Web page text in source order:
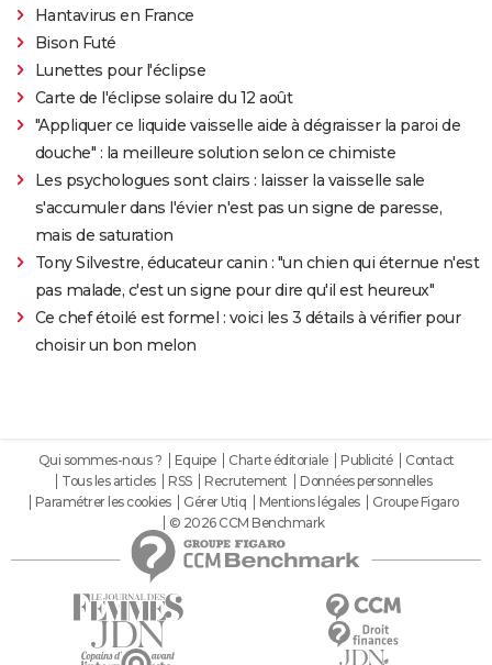
Hantavirus en France
Bison Futé
Lunettes pour l'éclipse
Carte de l'éclipse solaire du 12 août
"Appliquer ce liquide vaisselle aide à dégraisser la paroi de
douche" : la meilleure solution selon ce chimiste
Les psychologues sont clairs : laisser la vaisselle sale
s'accumuler dans l'évier n'est pas un signe de paresse,
mais de saturation
Tony Silvestre, éducateur canin : "un chien qui éternue n'est
pas malade, c'est un signe pour dire qu'il est heureux"
Ce chef étoilé est formel : voici les 3 détails à vérifier pour
choisir un bon melon
Qui sommes-nous ? Equipe Charte éditoriale Publicité
Contact
Tous les articles
RSS Recrutement
Données personnelles
Paramétrer les cookies
Gérer Utiq Mentions légales
Groupe Figaro
© 2026 CCM Benchmark